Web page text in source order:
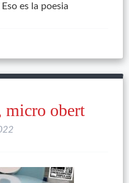
es la poesia
micro obert